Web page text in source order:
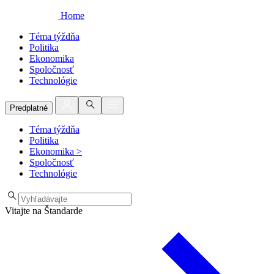
Home
Téma týždňa
Politika
Ekonomika
Spoločnosť
Technológie
Predplatné
Téma týždňa
Politika
Ekonomika >
Spoločnosť
Technológie
Vitajte na Štandarde